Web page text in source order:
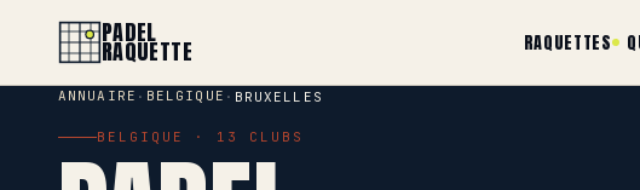
PADEL
RAQUETTE RAQUETTES
ANNUAIRE · BELGIQUE · BRUXELLES
BELGIQUE · 13 CLUBS